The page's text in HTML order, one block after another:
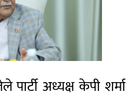
पार्टी अध्यक्ष केपी शर्मा